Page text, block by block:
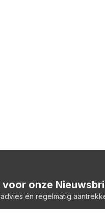
onze
én regelmatig